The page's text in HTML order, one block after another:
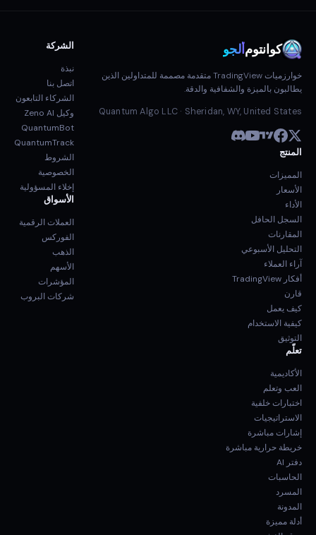
كوانتومألجو
خوارزميات TradingView متقدمة مصممة للمتداولين الذين
يطالبون بالميزة والشفافية والدقة.
Quantum Algo LLC · Sheridan, WY, United States
المنتج
المميزات
الأسعار
الأداء
السجل الحافل
المقارنات
التحليل الأسبوعي
آراء العملاء
أفكار TradingView
قارن
كيف يعمل
كيفية الاستخدام
التوثيق
تعلّم
الأكاديمية
العب وتعلم
اختبارات خلفية
الاستراتيجيات
إشارات مباشرة
خريطة حرارية مباشرة
دفتر AI
الحاسبات
المسرد
المدونة
أدلة مميزة
الشركة
نبذة
اتصل بنا
الشركاء التابعون
وكيل Zeno AI
QuantumBot
QuantumTrack
الشروط
الخصوصية
إخلاء المسؤولية
الأسواق
العملات الرقمية
الفوركس
الذهب
الأسهم
المؤشرات
شركات البروب